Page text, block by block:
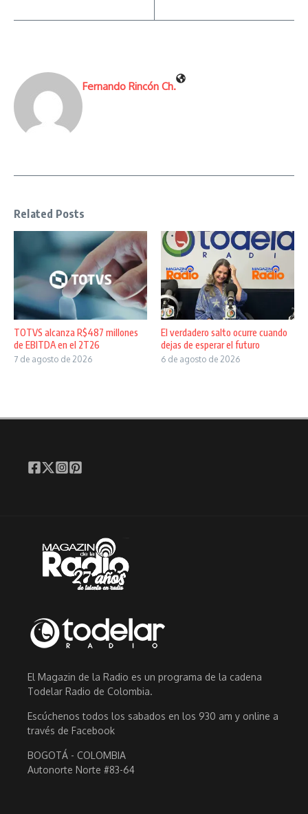
Fernando Rincón Ch.
Related Posts
TOTVS alcanza R$487 millones
de EBITDA en el 2T26
7 de agosto de 2026
El verdadero salto ocurre cuando
dejas de esperar el futuro
6 de agosto de 2026
El Magazin de la Radio es un programa de la cadena
Todelar Radio de Colombia.
Escúchenos todos los sabados en los 930 am y online a
través de Facebook
BOGOTÁ - COLOMBIA
Autonorte Norte #83-64